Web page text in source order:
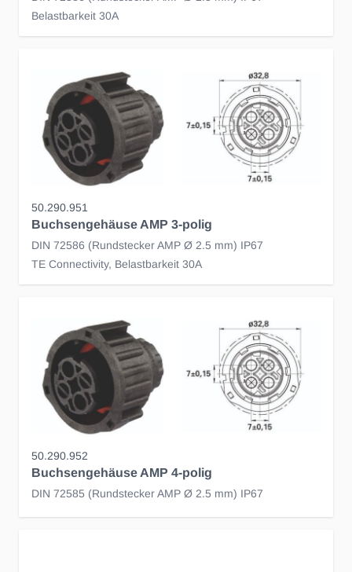
Belastbarkeit 30A
50.290.951
Buchsengehäuse AMP 3-polig
DIN 72586 (Rundstecker AMP Ø 2.5 mm) IP67
TE Connectivity, Belastbarkeit 30A
50.290.952
Buchsengehäuse AMP 4-polig
DIN 72585 (Rundstecker AMP Ø 2.5 mm) IP67